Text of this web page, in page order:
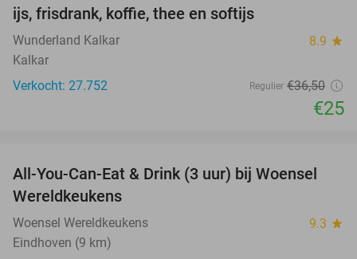
ijs, frisdrank, koffie, thee en softijs
Wunderland Kalkar 8.9 star
Kalkar
Verkocht: 27.752
Regulier €36,50
€25
15%
All-You-Can-Eat & Drink (3 uur) bij Woensel
Wereldkeukens
Woensel Wereldkeukens 9.3 star
Eindhoven (9 km)